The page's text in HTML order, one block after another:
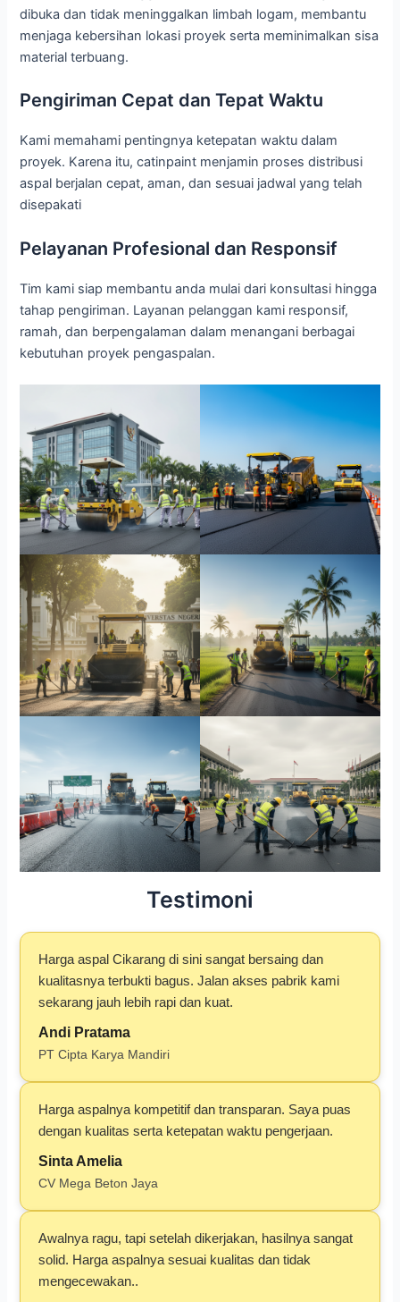
dibuka dan tidak meninggalkan limbah logam, membantu
menjaga kebersihan lokasi proyek serta meminimalkan sisa
material terbuang.
Pengiriman Cepat dan Tepat Waktu
Kami memahami pentingnya ketepatan waktu dalam
proyek. Karena itu, catinpaint menjamin proses distribusi
aspal berjalan cepat, aman, dan sesuai jadwal yang telah
disepakati
Pelayanan Profesional dan Responsif
Tim kami siap membantu anda mulai dari konsultasi hingga
tahap pengiriman. Layanan pelanggan kami responsif,
ramah, dan berpengalaman dalam menangani berbagai
kebutuhan proyek pengaspalan.
Testimoni
Harga aspal Cikarang di sini sangat bersaing dan
kualitasnya terbukti bagus. Jalan akses pabrik kami
sekarang jauh lebih rapi dan kuat.
Andi Pratama
PT Cipta Karya Mandiri
Harga aspalnya kompetitif dan transparan. Saya puas
dengan kualitas serta ketepatan waktu pengerjaan.
Sinta Amelia
CV Mega Beton Jaya
Awalnya ragu, tapi setelah dikerjakan, hasilnya sangat
solid. Harga aspalnya sesuai kualitas dan tidak
mengecewakan..